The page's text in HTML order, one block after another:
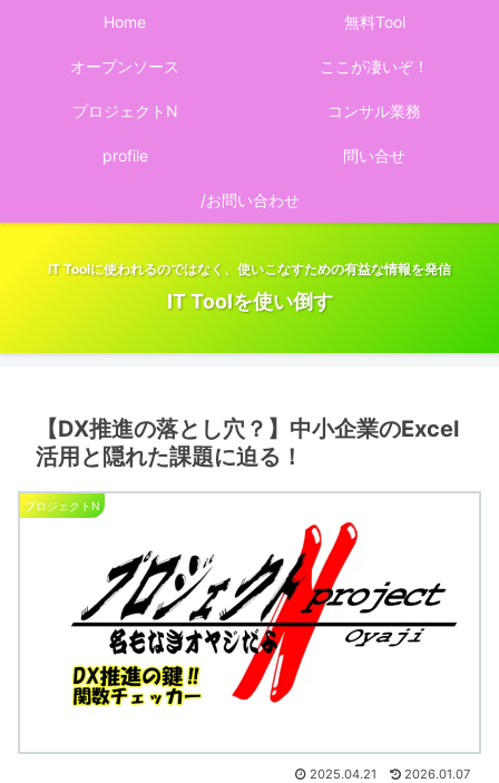
IT Toolに使われるのではなく、使いこなすための有益な情報を発信
IT Toolを使い倒す
Home 無料Tool
オープンソース ここが凄いぞ！
プロジェクトN コンサル業務
profile 問い合せ
/お問い合わせ
【DX推進の落とし穴？】中小企業のExcel
活用と隠れた課題に迫る！
プロジェクトN
2025.04.21 2026.01.07